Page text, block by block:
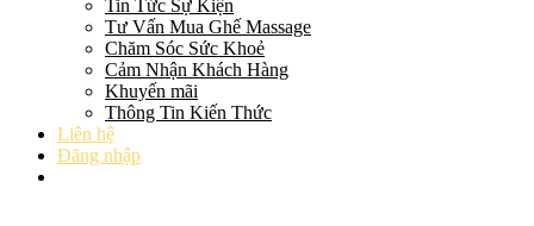
Tin Tức Sự Kiện
Tư Vấn Mua Ghế Massage
Chăm Sóc Sức Khoẻ
Cảm Nhận Khách Hàng
Khuyến mãi
Thông Tin Kiến Thức
Liên hệ
Đăng nhập